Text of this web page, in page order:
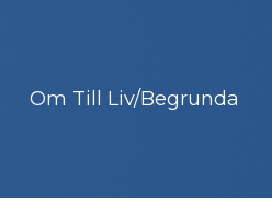
Om Till Liv/Begrunda